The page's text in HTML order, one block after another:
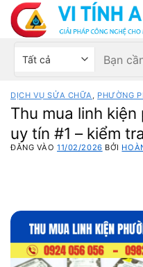
Bỏ
qua
nội
dungChọn
sản
phẩm
Tìm
kiếm:
DỊCH VỤ SỬA CHỮA PHƯỜNG
Thu mua linh
uy tín #1 – kiểm
ĐĂNG VÀO11/02/2026 BỞI